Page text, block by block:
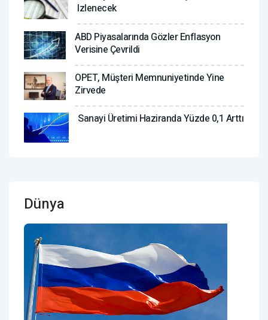
Izlenecek
ABD Piyasalarında Gözler Enflasyon
Verisine Çevrildi
OPET, Müşteri Memnuniyetinde Yine
Zirvede
Sanayi Üretimi Haziranda Yüzde 0,1 Arttı
Dünya